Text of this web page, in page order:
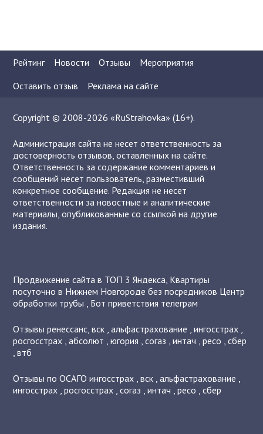
Рейтинг Новости Отзывы
Мероприятия
Оставить отзыв
Реклама на сайте
Copyright © 2008-2026 «RuStrahovka» (16+).
Администрация сайта не несет ответственность за
достоверность отзывов, оставленных на сайте.
Ответственность за содержание комментариев и
сообщений несет пользователь, разместивший
конкретное сообщение. Редакция не несет
ответственности за новостные и аналитические
материалы, опубликованные со ссылкой на другие
издания.
Продвижение сайта в ТОП 3 Яндекса, Квартиры
посуточно в Нижнем Новгороде без посредников Центр
обработки трубы , Бот приветствия телеграм
Отзывыренессанс,вск ,альфастрахование ,ингосстрах ,
росгосстрах ,абсолют ,югория ,согаз ,интач ,ресо ,сбер
,втб
Отзывы по ОСАГОингосстрах ,вск ,альфастрахование ,
ингосстрах ,росгосстрах ,согаз ,интач ,ресо ,сбер